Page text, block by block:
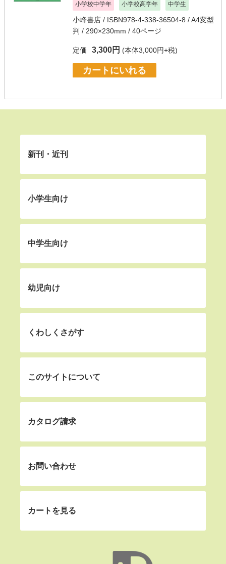
小学校中学年 小学校高学年 中学生
小峰書店 / ISBN978-4-338-36504-8 / A4変型
判 / 290×230mm / 40ページ
定価 3,300円 (本体3,000円+税)
カートにいれる
新刊・近刊
小学生向け
中学生向け
幼児向け
くわしくさがす
このサイトについて
カタログ請求
お問い合わせ
カートを見る